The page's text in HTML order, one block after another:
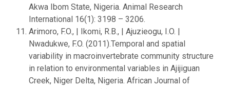
Akwa Ibom State, Nigeria. Animal Research
International 16(1): 3198 – 3206.
Arimoro, F.O., | Ikomi, R.B., | Ajuzieogu, I.O. |
Nwadukwe, F.O. (2011).Temporal and spatial
variability in macroinvertebrate community structure
in relation to environmental variables in Ajijiguan
Creek, Niger Delta, Nigeria. African Journal of